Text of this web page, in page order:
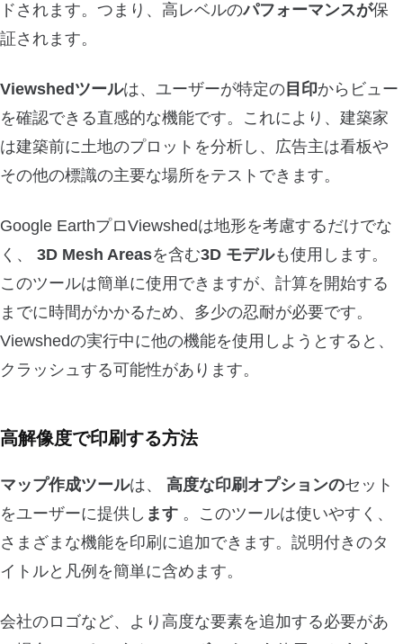
ドされます。つまり、高レベルのパフォーマンスが保
証されます。
Viewshedツールは、ユーザーが特定の 目印からビュー
を確認できる直感的な機能です。これにより、建築家
は建築前に土地のプロットを分析し、広告主は看板や
その他の標識の主要な場所をテストできます。
Google EarthプロViewshedは地形を考慮するだけでな
く、 3D Mesh Areasを含む3D モデルも使用します。
このツールは簡単に使用できますが、計算を開始する
までに時間がかかるため、多少の忍耐が必要です。
Viewshedの実行中に他の機能を使用しようとすると、
クラッシュする可能性があります。
高解像度で印刷する方法
マップ作成ツールは、 高度な印刷オプションのセット
をユーザーに提供し ます 。このツールは使いやすく、
さまざまな機能を印刷に追加できます。説明付きのタ
イトルと凡例を簡単に含めます。
会社のロゴなど、より高度な要素を追加する必要があ